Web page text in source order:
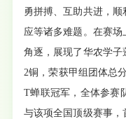
勇拼搏、互助共进，
应等诸多难题。在赛
角逐，展现了华农学子
2铜，荣获甲组团体总
T蝉联冠军，全体参赛
与该项全国顶级赛事，